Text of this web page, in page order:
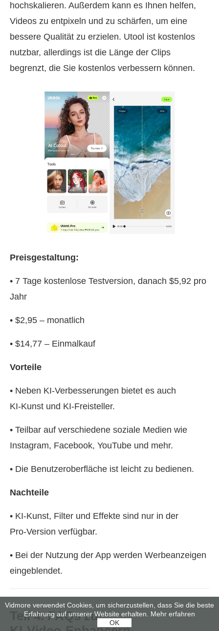
hochskalieren. Außerdem kann es Ihnen helfen,
Videos zu entpixeln und zu schärfen, um eine
bessere Qualität zu erzielen. Utool ist kostenlos
nutzbar, allerdings ist die Länge der Clips
begrenzt, die Sie kostenlos verbessern können.
Preisgestaltung:
• 7 Tage kostenlose Testversion, danach $5,92 pro
Jahr
• $2,95 – monatlich
• $14,77 – Einmalkauf
Vorteile
• Neben KI‑Verbesserungen bietet es auch
KI‑Kunst und KI‑Freisteller.
• Teilbar auf verschiedene soziale Medien wie
Instagram, Facebook, YouTube und mehr.
• Die Benutzeroberfläche ist leicht zu bedienen.
Nachteile
• KI‑Kunst, Filter und Effekte sind nur in der
Pro‑Version verfügbar.
• Bei der Nutzung der App werden Werbeanzeigen
eingeblendet.
Teil 4. FAQs zu
Vidmore verwendet Cookies, um sicherzustellen, dass Sie die beste
Erfahrung auf unserer Website erhalten. Mehr erfahren
OK